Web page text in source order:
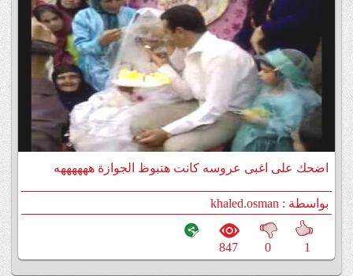
اضحك على اغبى عروسه كانت هتبوظ الجوازة ههههههه
عضت صباعه
بواسطة : khaled.osman
1
0
847